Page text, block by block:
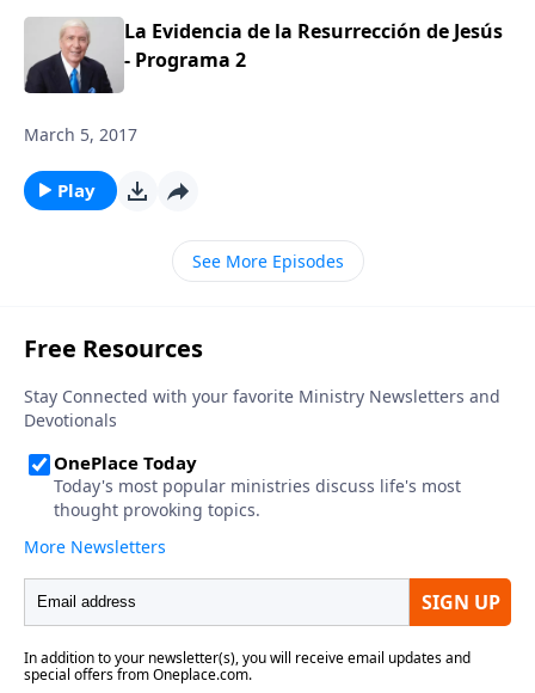
La Evidencia de la Resurrección de Jesús
- Programa 2
March 5, 2017
Play
See More Episodes